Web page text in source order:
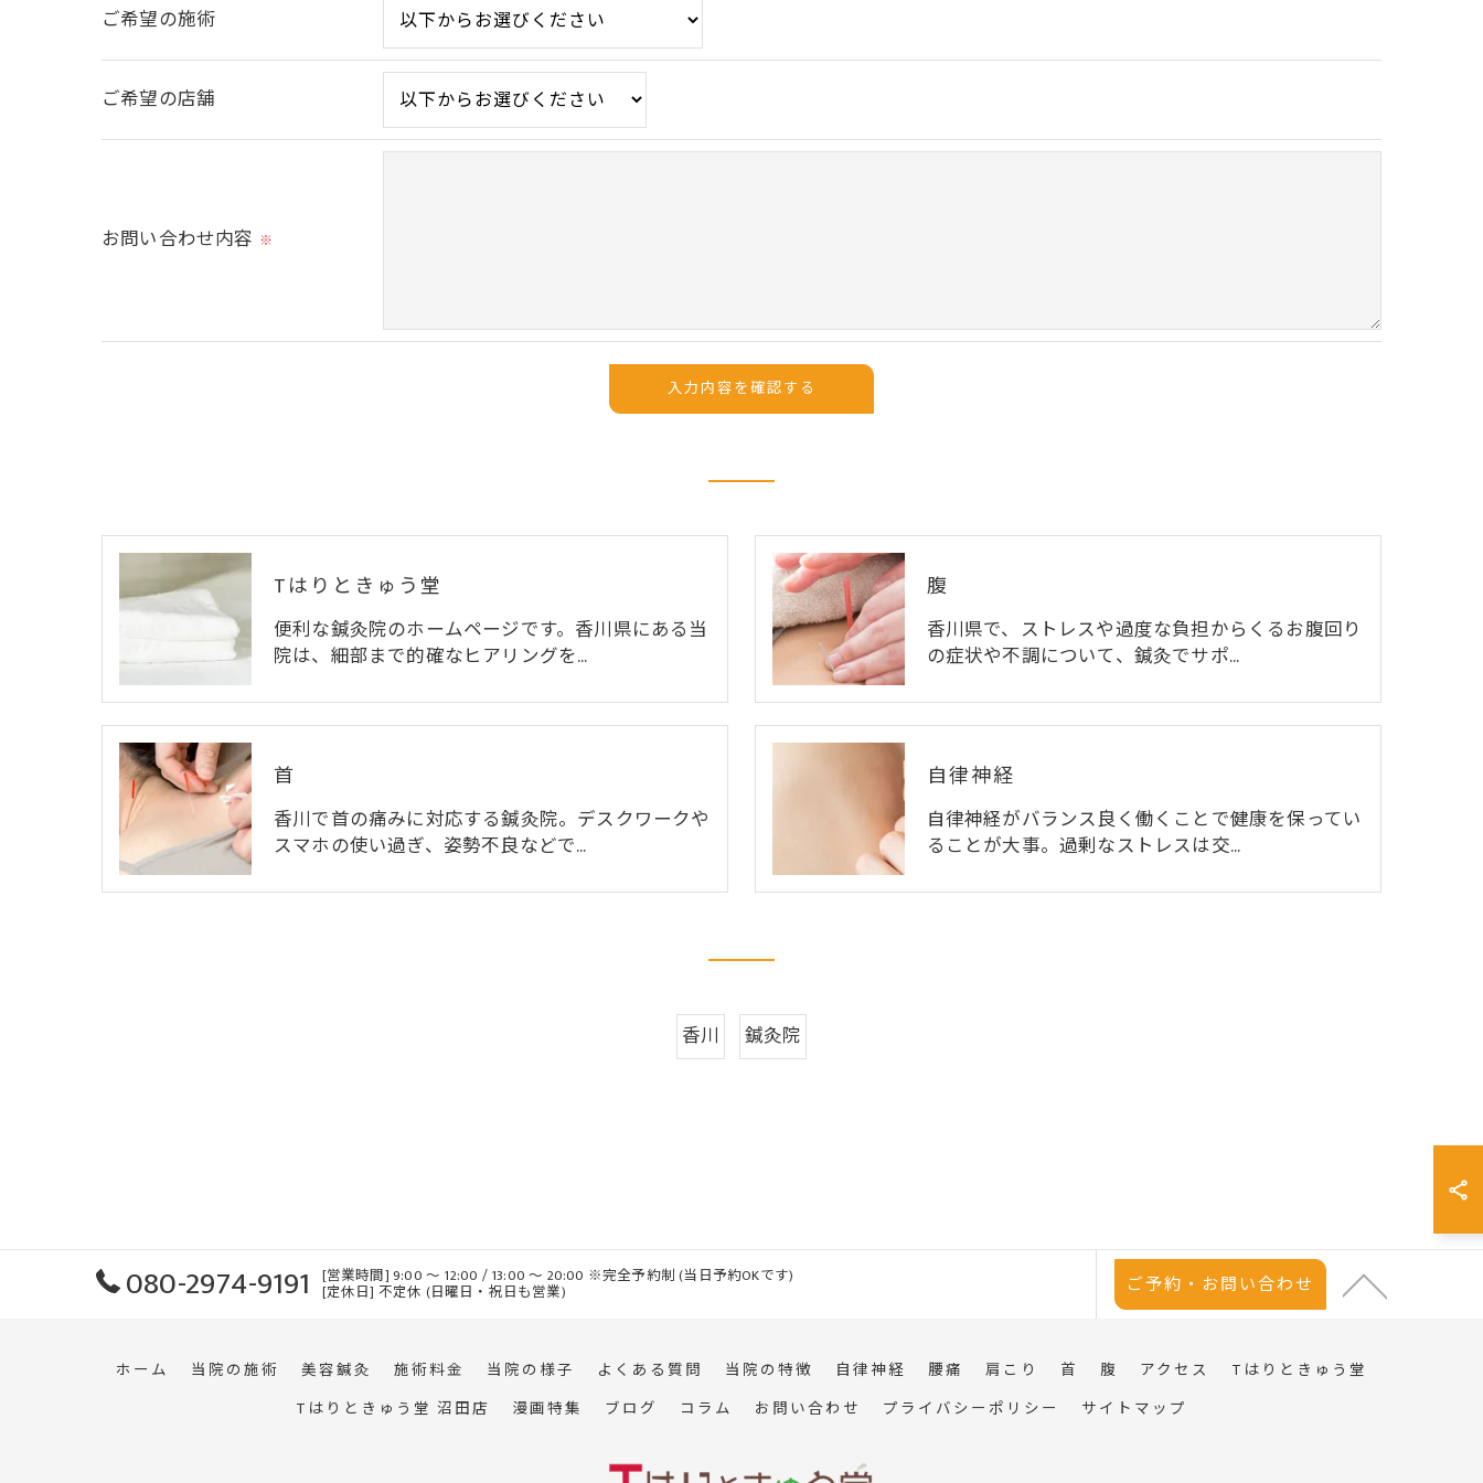
＜個人情報の開示･訂正・削除･利用停止の手続について＞
当社では、お客様の個人情報の開示･訂正･削除・利用停止の手続を定めさせて頂いております。
ご本人である事を確認のうえ、対応させて頂きます。
ご希望の施術
ご希望の店舗
お問い合わせ内容 ※
Tはりときゅう堂
便利な鍼灸院のホームページです。香川県にある当
院は、細部まで的確なヒアリングを…
腹
香川県で、ストレスや過度な負担からくるお腹回り
の症状や不調について、鍼灸でサポ…
首
香川で首の痛みに対応する鍼灸院。デスクワークや
スマホの使い過ぎ、姿勢不良などで…
自律神経
自律神経がバランス良く働くことで健康を保ってい
ることが大事。過剰なストレスは交…
香川 鍼灸院
080-2974-9191 [営業時間] 9:00 ～ 12:00 / 13:00 ～ 20:00 ※完全予約制 (当日予約OKです)
[定休日] 不定休 (日曜日・祝日も営業) ご予約・お問い合わせ
ホーム 当院の施術 美容鍼灸 施術料金 当院の様子 よくある質問 当院の特徴 自律神経 腰痛 肩こり 首 腹 アクセス
Tはりときゅう堂
Tはりときゅう堂 沼田店
漫画特集 ブログ コラム お問い合わせ プライバシーポリシー サイトマップ